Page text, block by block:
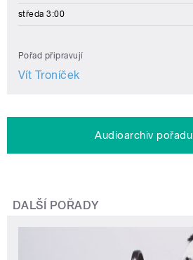
středa 3:00
Pořad připravují
Vít Troníček
Audioarchiv pořadu
DALŠÍ POŘADY